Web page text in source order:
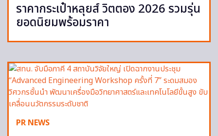
ราคากระเป๋าหลุยส์ วิตตอง 2026 รวมรุ่น
ยอดนิยมพร้อมราคา
PR NEWS